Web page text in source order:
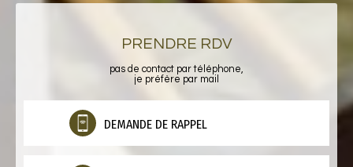
PRENDRE RDV
pas de contact par téléphone,
je préfère par mail
DEMANDE DE RAPPEL